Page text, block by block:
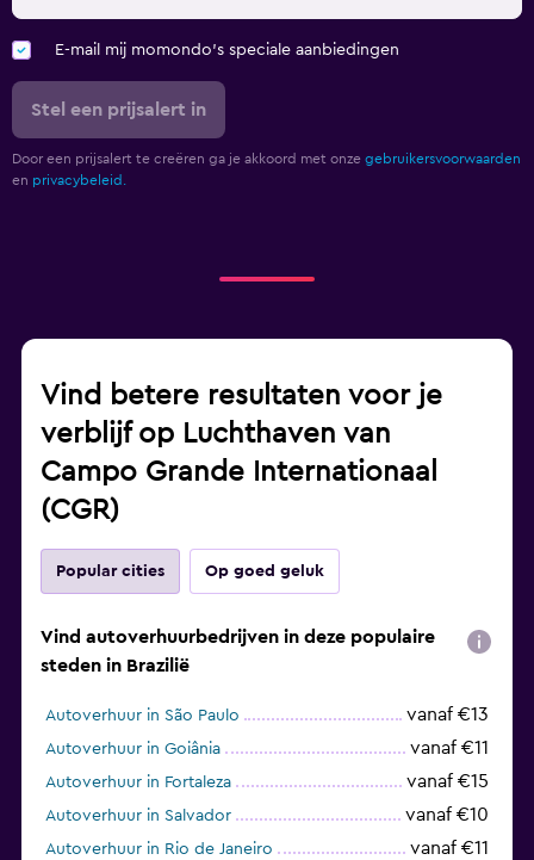
E-mail mij momondo's speciale aanbiedingen
Stel een prijsalert in
Door een prijsalert te creëren ga je akkoord met onze gebruikersvoorwaarden
en privacybeleid.
Vind betere resultaten voor je
verblijf op Luchthaven van
Campo Grande Internationaal
(CGR)
Popular cities Op goed geluk
Vind autoverhuurbedrijven in deze populaire
steden in Brazilië
Autoverhuur in São Paulo vanaf €13
Autoverhuur in Goiânia vanaf €11
Autoverhuur in Fortaleza vanaf €15
Autoverhuur in Salvador vanaf €10
Autoverhuur in Rio de Janeiro vanaf €11